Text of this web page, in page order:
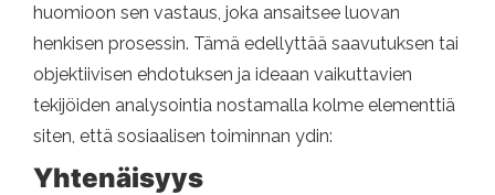
huomioon sen vastaus, joka ansaitsee luovan
henkisen prosessin. Tämä edellyttää saavutuksen tai
objektiivisen ehdotuksen ja ideaan vaikuttavien
tekijöiden analysointia nostamalla kolme elementtiä
siten, että sosiaalisen toiminnan ydin:
Yhtenäisyys